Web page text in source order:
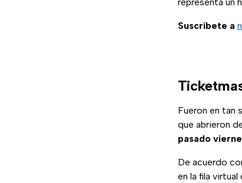
representa un
Suscríbete a
Fueron en tan
que abrieron
pasado
De acuerdo
en la fila